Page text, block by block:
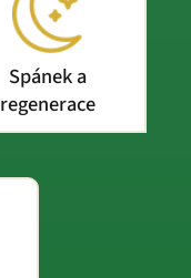
Spánek a
regenerace